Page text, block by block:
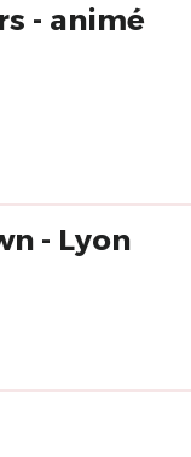
- animé
- Lyon